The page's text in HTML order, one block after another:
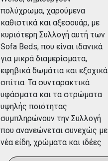
πολύχρωμα, χαρούμενα
καθιστικά και αξεσουάρ, με
κυριότερη Συλλογή αυτή των
Sofa Beds, που είναι ιδανικά
για μικρά διαμερίσματα,
εφηβικά δωμάτια και εξοχικά
σπίτια. Τα συνταρακτικά
υφάσματα και τα στρώματα
υψηλής ποιότητας
συμπληρώνουν την Συλλογή
που ανανεώνεται συνεχώς με
νέα είδη, χρώματα και ιδέες